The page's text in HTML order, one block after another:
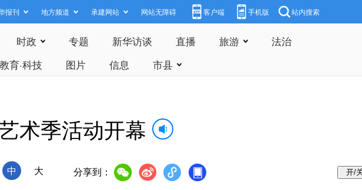
报刊 地方频道 承建网站 网站无障碍 客户端 手机版 站内搜索
时政 专题 新华访谈 直播 旅游
法治
教育·科技 图片 信息 市县
术季活动开幕
中 大 分享到：